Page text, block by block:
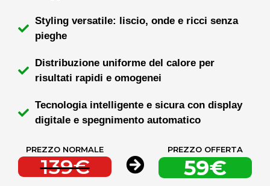
Styling versatile: liscio, onde e ricci senza
pieghe
Distribuzione uniforme del calore per
risultati rapidi e omogenei
Tecnologia intelligente e sicura con display
digitale e spegnimento automatico
PREZZO NORMALE
139€
PREZZO OFFERTA
59€